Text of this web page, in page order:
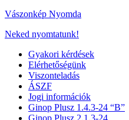
Vászonkép Nyomda
Neked nyomtatunk!
Gyakori kérdések
Elérhetőségünk
Viszonteladás
ÁSZF
Jogi információk
Ginop Plusz 1.4.3-24 “B”
Ginop Plusz 2.1.3-24